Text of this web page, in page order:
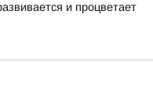
и процветает